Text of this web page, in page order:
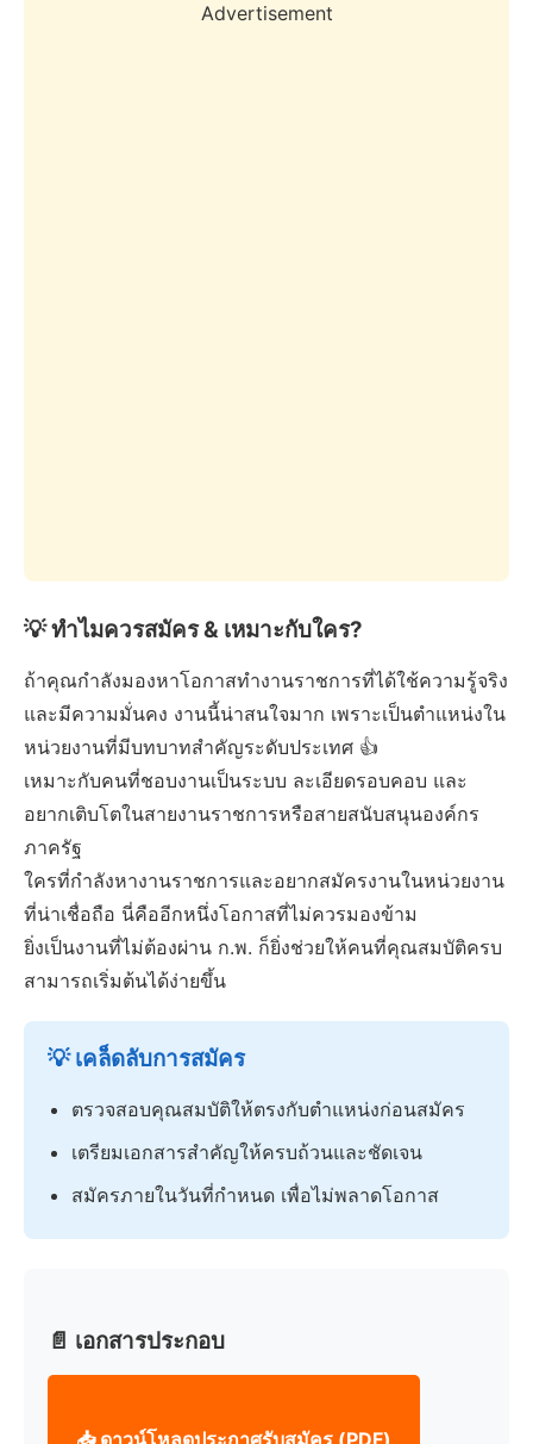
Advertisement
💡 ทำไมควรสมัคร & เหมาะกับใคร?
ถ้าคุณกำลังมองหาโอกาสทำงานราชการที่ได้ใช้ความรู้จริง
และมีความมั่นคง งานนี้น่าสนใจมาก เพราะเป็นตำแหน่งใน
หน่วยงานที่มีบทบาทสำคัญระดับประเทศ 👍
เหมาะกับคนที่ชอบงานเป็นระบบ ละเอียดรอบคอบ และ
อยากเติบโตในสายงานราชการหรือสายสนับสนุนองค์กร
ภาครัฐ
ใครที่กำลังหางานราชการและอยากสมัครงานในหน่วยงาน
ที่น่าเชื่อถือ นี่คืออีกหนึ่งโอกาสที่ไม่ควรมองข้าม
ยิ่งเป็นงานที่ไม่ต้องผ่าน ก.พ. ก็ยิ่งช่วยให้คนที่คุณสมบัติครบ
สามารถเริ่มต้นได้ง่ายขึ้น
💡 เคล็ดลับการสมัคร
ตรวจสอบคุณสมบัติให้ตรงกับตำแหน่งก่อนสมัคร
เตรียมเอกสารสำคัญให้ครบถ้วนและชัดเจน
สมัครภายในวันที่กำหนด เพื่อไม่พลาดโอกาส
📄 เอกสารประกอบ